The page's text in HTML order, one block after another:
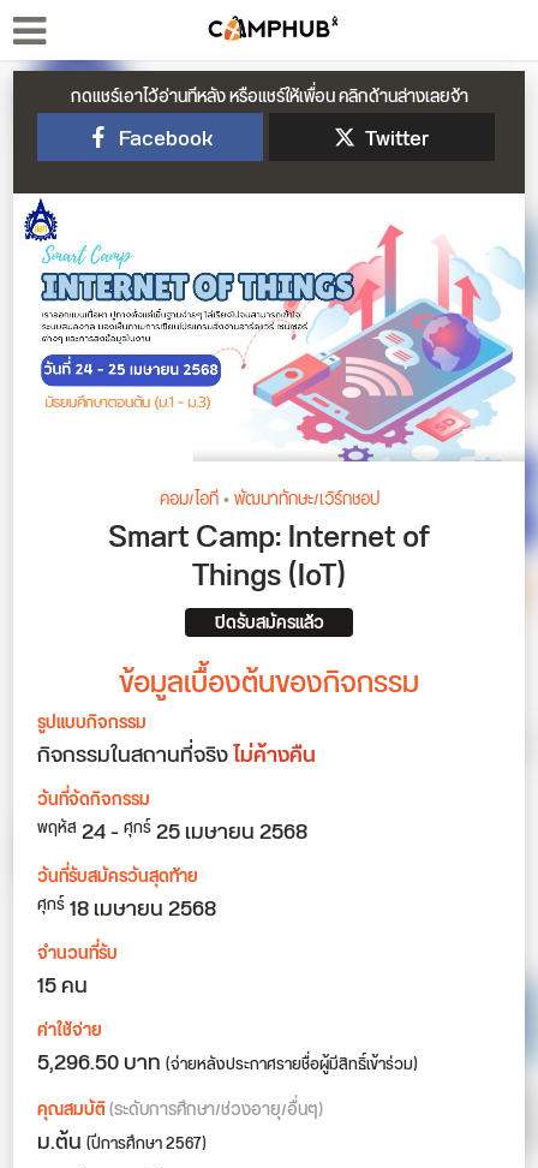
กดแชร์เอาไว้อ่านทีหลัง หรือแชร์ให้เพื่อน คลิกด้านล่างเลยจ้า
Facebook Twitter
คอม/ไอที•พัฒนาทักษะ/เวิร์กชอป
Smart Camp: Internet of
Things (IoT)
ปิดรับสมัครแล้ว
ข้อมูลเบื้องต้นของกิจกรรม
รูปแบบกิจกรรม
กิจกรรมในสถานที่จริงไม่ค้างคืน
วันที่จัดกิจกรรม
พฤหัส 24-ศุกร์25เมษายน 2568
วันที่รับสมัครวันสุดท้าย
ศุกร์18 เมษายน 2568
จำนวนที่รับ
15 คน
ค่าใช้จ่าย
5,296.50 บาท(จ่ายหลังประกาศรายชื่อผู้มีสิทธิ์เข้าร่วม)
คุณสมบัติ(ระดับการศึกษา/ช่วงอายุ/อื่นๆ)
ม.ต้น(ปีการศึกษา 2567)